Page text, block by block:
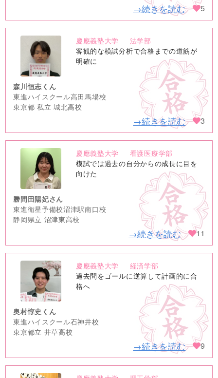
→続きを読む 5
no
image
慶應義塾大学
法学部
客観的な模試分析で合格までの道筋が
明確に
森川恒志くん
東進ハイスクール高田馬場校
東京都 私立 城北高校
→続きを読む 3
no
image
慶應義塾大学
看護医療学部
模試では過去の自分からの成長に目を
向けた
勝間田陽妃さん
東進衛星予備校沼津駅南口校
静岡県立 沼津東高校
→続きを読む 11
no
image
慶應義塾大学
経済学部
過去問をゴールに逆算して計画的に合
格へ
奥村惇史くん
東進ハイスクール石神井校
東京都立 井草高校
→続きを読む 9